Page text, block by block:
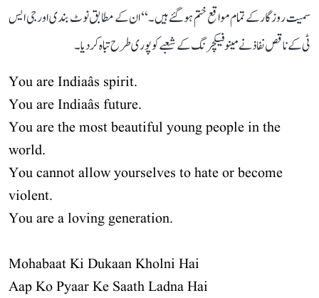
سمیت روزگار کے تمام مواقع ختم ہو گئے ہیں۔‘‘ ان کے مطابق نوٹ بندی اور جی ایس
ٹی کے ناقص نفاذ نے مینوفیکچرنگ کے شعبے کو پوری طرح تباہ کر دیا۔
You are Indiaâs spirit.
You are Indiaâs future.
You are the most beautiful young people in the
world.
You cannot allow yourselves to hate or become
violent.
You are a loving generation.
Mohabaat Ki Dukaan Kholni Hai
Aap Ko Pyaar Ke Saath Ladna Hai